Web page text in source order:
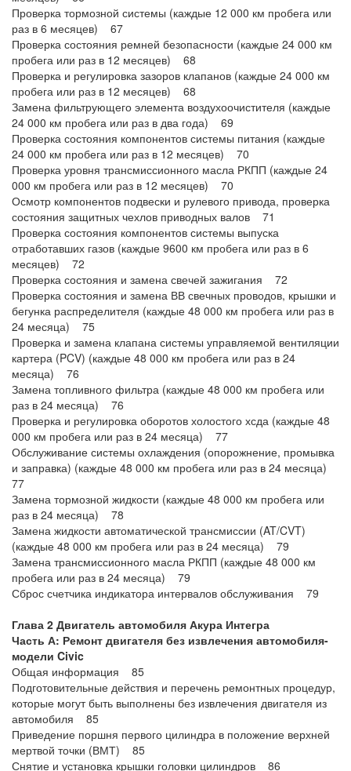
Проверка тормозной системы (каждые 12 000 км пробега или
раз в 6 месяцев) 67
Проверка состояния ремней безопасности (каждые 24 000 км
пробега или раз в 12 месяцев) 68
Проверка и регулировка зазоров клапанов (каждые 24 000 км
пробега или раз в 12 месяцев) 68
Замена фильтрующего элемента воздухоочистителя (каждые
24 000 км пробега или раз в два года) 69
Проверка состояния компонентов системы питания (каждые
24 000 км пробега или раз в 12 месяцев) 70
Проверка уровня трансмиссионного масла РКПП (каждые 24
000 км пробега или раз в 12 месяцев) 70
Осмотр компонентов подвески и рулевого привода, проверка
состояния защитных чехлов приводных валов 71
Проверка состояния компонентов системы выпуска
отработавших газов (каждые 9600 км пробега или раз в 6
месяцев) 72
Проверка состояния и замена свечей зажигания 72
Проверка состояния и замена ВВ свечных проводов, крышки и
бегунка распределителя (каждые 48 000 км пробега или раз в
24 месяца) 75
Проверка и замена клапана системы управляемой вентиляции
картера (PCV) (каждые 48 000 км пробега или раз в 24
месяца) 76
Замена топливного фильтра (каждые 48 000 км пробега или
раз в 24 месяца) 76
Проверка и регулировка оборотов холостого хсда (каждые 48
000 км пробега или раз в 24 месяца) 77
Обслуживание системы охлаждения (опорожнение, промывка
и заправка) (каждые 48 000 км пробега или раз в 24 месяца)
77
Замена тормозной жидкости (каждые 48 000 км пробега или
раз в 24 месяца) 78
Замена жидкости автоматической трансмиссии (AT/CVT)
(каждые 48 000 км пробега или раз в 24 месяца) 79
Замена трансмиссионного масла РКПП (каждые 48 000 км
пробега или раз в 24 месяца) 79
Сброс счетчика индикатора интервалов обслуживания 79
Глава 2 Двигатель автомобиля Акура Интегра
Часть А: Ремонт двигателя без извлечения автомобиля-
модели Civic
Общая информация 85
Подготовительные действия и перечень ремонтных процедур,
которые могут быть выполнены без извлечения двигателя из
автомобиля 85
Приведение поршня первого цилиндра в положение верхней
мертвой точки (ВМТ) 85
Снятие и установка крышки головки цилиндров 86